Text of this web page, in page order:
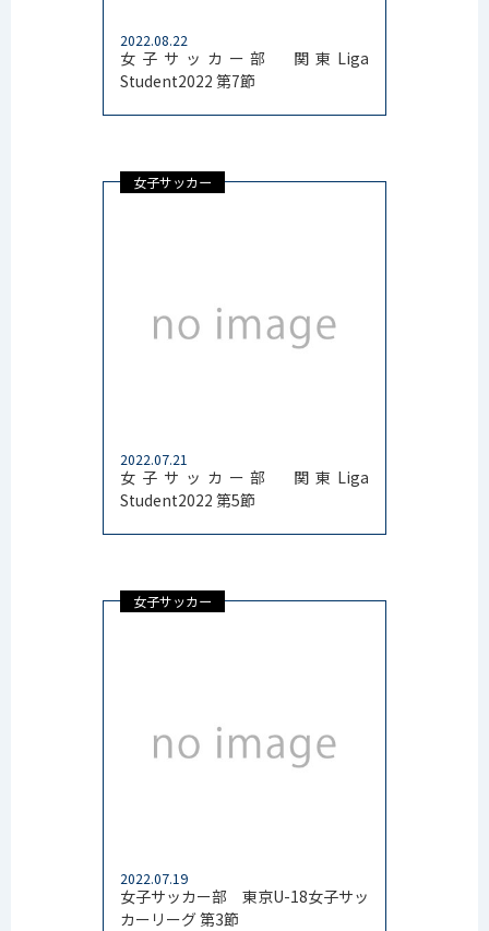
2022.08.22
女子サッカー部 関東Liga
Student2022 第7節
女子サッカー
2022.07.21
女子サッカー部 関東Liga
Student2022 第5節
女子サッカー
2022.07.19
女子サッカー部 東京U-18女子サッ
カーリーグ 第3節